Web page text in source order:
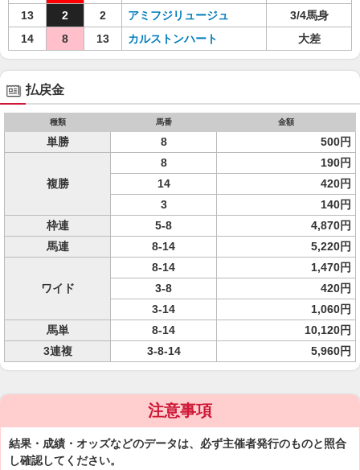
13
2 2 アミフジリュージュ
3/4馬身
14
8 13 カルストンハート 大差
払戻金
種類 馬番 金額
単勝 8 500円
複勝
8
190円
14
420円
3
140円
枠連
5-8
4,870円
馬連
8-14 5,220円
ワイド
8-14
1,470円
3-8
420円
3-14
1,060円
馬単
8-14
10,120円
3連複
3-8-14 5,960円
注意事項
結果・成績・オッズなどのデータは、必ず主催者発行のものと照合
し確認してください。